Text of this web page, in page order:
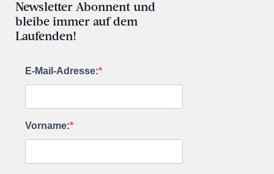
Newsletter Abonnent und
bleibe immer auf dem
Laufenden!
E-Mail-Adresse:
Vorname: